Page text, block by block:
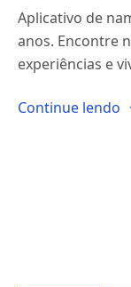
Aplicativo de
anos. Encontre
experiências e
Continue lendo